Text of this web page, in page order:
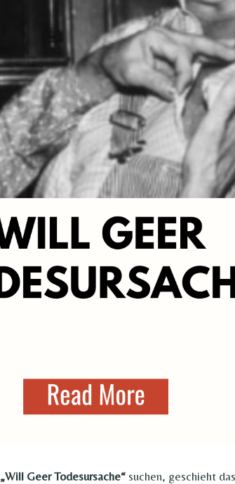
„Will Geer Todesursache“ suchen, geschieht